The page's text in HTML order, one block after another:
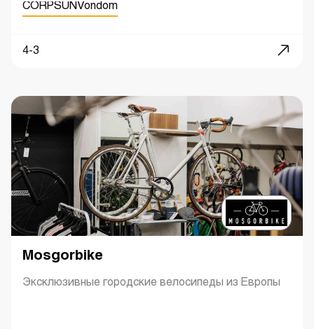
CORPSUN Vondom
4-3
Mosgorbike
Эксклюзивные городские велосипеды из Европы